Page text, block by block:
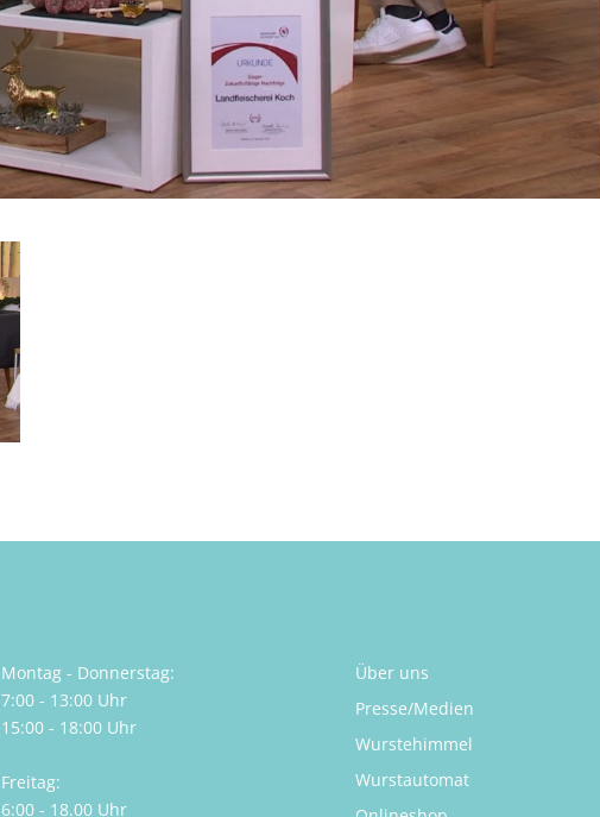
Montag - Donnerstag:
7:00 - 13:00 Uhr
15:00 - 18:00 Uhr
Freitag:
6:00 - 18.00 Uhr
Über uns
Presse/Medien
Wurstehimmel
Wurstautomat